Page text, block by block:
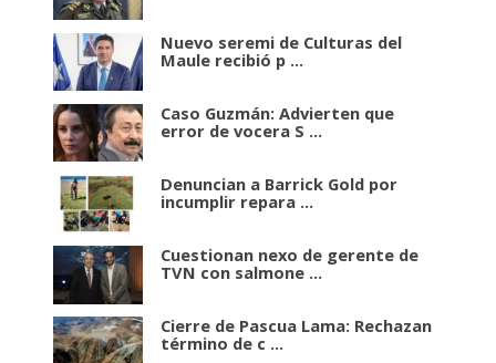
Nuevo seremi de Culturas del
Maule recibió p ...
Caso Guzmán: Advierten que
error de vocera S ...
Denuncian a Barrick Gold por
incumplir repara ...
Cuestionan nexo de gerente de
TVN con salmone ...
Cierre de Pascua Lama: Rechazan
término de c ...